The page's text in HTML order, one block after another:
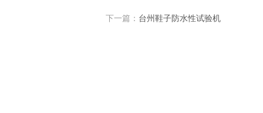
下一篇： 台州鞋子防水性试验机